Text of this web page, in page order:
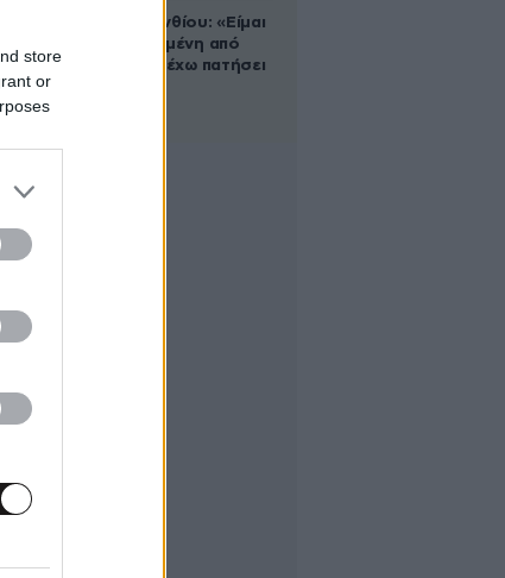
store
or
Μαρία Κορινθίου: «Είμαι
πιο ευτυχισμένη από
ποτέ – Ναι, έχω πατήσει